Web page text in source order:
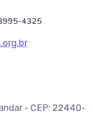
4325
- CEP: 22440-